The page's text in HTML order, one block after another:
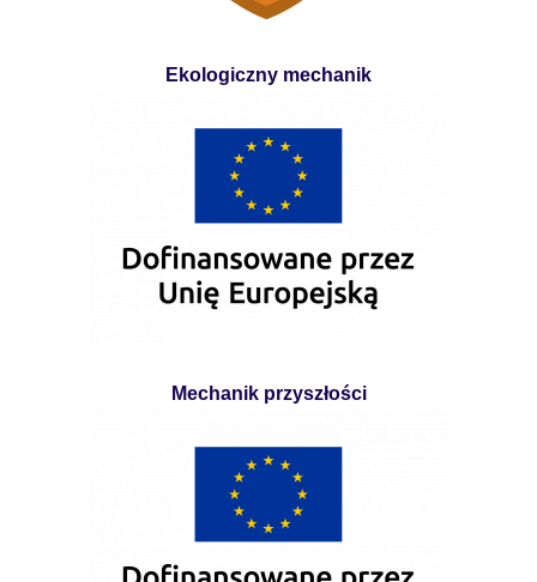
Ekologiczny mechanik
Mechanik przyszłości